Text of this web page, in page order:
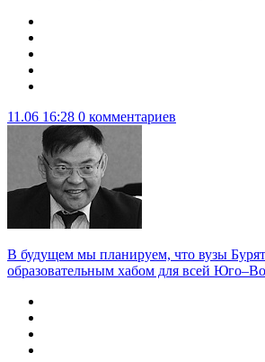
11.06 16:28 0 комментариев
В будущем мы планируем, что вузы
образовательным хабом для всей